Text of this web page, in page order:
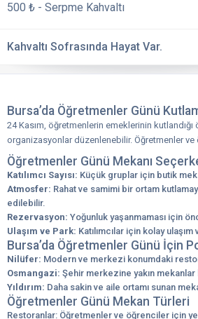
500 ₺ - Serpme Kahvaltı
Kahvaltı Sofrasında Hayat Var.
Bursa’da Öğretmenler Günü
24 Kasım, öğretmenlerin emeklerinin
organizasyonlar düzenlenebilir. Öğretmenler
Öğretmenler Günü Mekanı
Katılımcı Sayısı: Küçük gruplar için butik
Atmosfer: Rahat ve samimi bir ortam
edilebilir.
Rezervasyon: Yoğunluk yaşanmaması için
Ulaşım ve Park: Katılımcılar için kolay
Bursa’da Öğretmenler Günü İçin
Nilüfer: Modern ve merkezi konumdaki
Osmangazi: Şehir merkezine yakın
Yıldırım: Daha sakin ve aile ortamı sunan
Öğretmenler Günü Mekan Türleri
Restoranlar: Öğretmenler ve öğrenciler için